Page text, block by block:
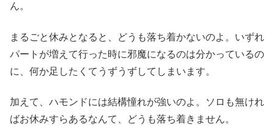
ん。
まるごと休みとなると、どうも落ち着かないのよ。いずれ
パートが増えて行った時に邪魔になるのは分かっているの
に、何か足したくてうずうずしてしまいます。
加えて、ハモンドには結構憧れが強いのよ。ソロも無けれ
ばお休みすらあるなんて、どうも落ち着きません。